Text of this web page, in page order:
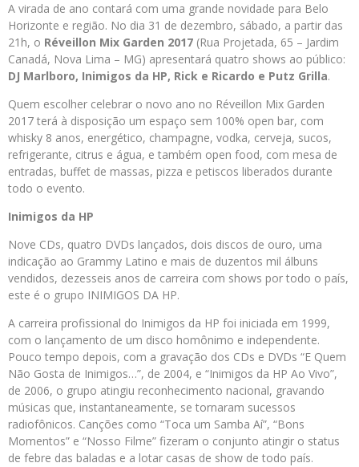
A virada de ano contará com uma grande novidade para Belo
Horizonte e região. No dia 31 de dezembro, sábado, a partir das
21h, o Réveillon Mix Garden 2017 (Rua Projetada, 65 – Jardim
Canadá, Nova Lima – MG) apresentará quatro shows ao público:
DJ Marlboro, Inimigos da HP, Rick e Ricardo e Putz Grilla.
Quem escolher celebrar o novo ano no Réveillon Mix Garden
2017 terá à disposição um espaço sem 100% open bar, com
whisky 8 anos, energético, champagne, vodka, cerveja, sucos,
refrigerante, citrus e água, e também open food, com mesa de
entradas, buffet de massas, pizza e petiscos liberados durante
todo o evento.
Inimigos da HP
Nove CDs, quatro DVDs lançados, dois discos de ouro, uma
indicação ao Grammy Latino e mais de duzentos mil álbuns
vendidos, dezesseis anos de carreira com shows por todo o país,
este é o grupo INIMIGOS DA HP.
A carreira profissional do Inimigos da HP foi iniciada em 1999,
com o lançamento de um disco homônimo e independente.
Pouco tempo depois, com a gravação dos CDs e DVDs “E Quem
Não Gosta de Inimigos…”, de 2004, e “Inimigos da HP Ao Vivo”,
de 2006, o grupo atingiu reconhecimento nacional, gravando
músicas que, instantaneamente, se tornaram sucessos
radiofônicos. Canções como “Toca um Samba Aí”, “Bons
Momentos” e “Nosso Filme” fizeram o conjunto atingir o status
de febre das baladas e a lotar casas de show de todo país.